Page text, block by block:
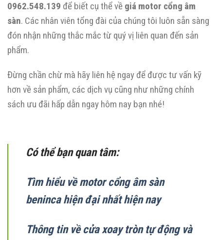
0962.548.139 để biết cụ thể về giá motor cổng âm
sàn. Các nhân viên tổng đài của chúng tôi luôn sẵn sàng
đón nhận những thắc mắc từ quý vị liên quan đến sản
phẩm.
Đừng chần chừ mà hãy liên hệ ngay để được tư vấn kỹ
hơn về sản phẩm, các dịch vụ cũng như những chính
sách ưu đãi hấp dẫn ngay hôm nay bạn nhé!
Có thể bạn quan tâm:
Tìm hiểu về motor cổng âm sàn
beninca hiện đại nhất hiện nay
Thông tin về cửa xoay tròn tự động và